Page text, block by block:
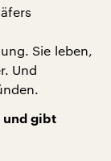
Sie leben,
Und
und gibt